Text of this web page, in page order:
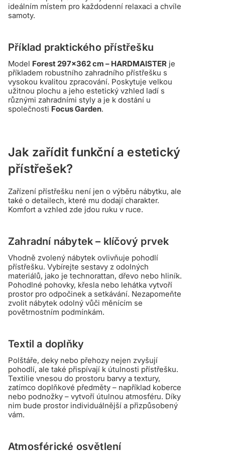
ideálním místem pro každodenní relaxaci a chvíle
samoty.
Příklad praktického přístřešku
Model Forest 297x362 cm – HARDMAISTER je
příkladem robustního zahradního přístřešku s
vysokou kvalitou zpracování. Poskytuje velkou
užitnou plochu a jeho estetický vzhled ladí s
různými zahradními styly a je k dostání u
společnosti Focus Garden.
Jak zařídit funkční a estetický
přístřešek?
Zařízení přístřešku není jen o výběru nábytku, ale
také o detailech, které mu dodají charakter.
Komfort a vzhled zde jdou ruku v ruce.
Zahradní nábytek – klíčový prvek
Vhodně zvolený nábytek ovlivňuje pohodlí
přístřešku. Vybírejte sestavy z odolných
materiálů, jako je technorattan, dřevo nebo hliník.
Pohodlné pohovky, křesla nebo lehátka vytvoří
prostor pro odpočinek a setkávání. Nezapomeňte
zvolit nábytek odolný vůči měnícím se
povětrnostním podmínkám.
Textil a doplňky
Polštáře, deky nebo přehozy nejen zvyšují
pohodlí, ale také přispívají k útulnosti přístřešku.
Textilie vnesou do prostoru barvy a textury,
zatímco doplňkové předměty – například koberce
nebo podnožky – vytvoří útulnou atmosféru. Díky
nim bude prostor individuálnější a přizpůsobený
vám.
Atmosférické osvětlení